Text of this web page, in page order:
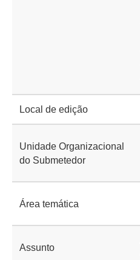
Local de edição
Unidade Organizacional
do Submetedor
Área temática
Assunto